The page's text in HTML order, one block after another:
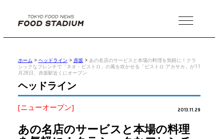
MENU
ホーム > ヘッドライン > 赤坂 > あの名店のサービスと本場の料理を気軽に！クラ
シックなフレンチで「ネオ・ビストロ」の風を吹かせる「ビストロ アカサカ」が11
月28日、赤坂駅近くにオープン
ヘッドライン
[ニューオープン] 2013.11.29
あの名店のサービスと本場の料理